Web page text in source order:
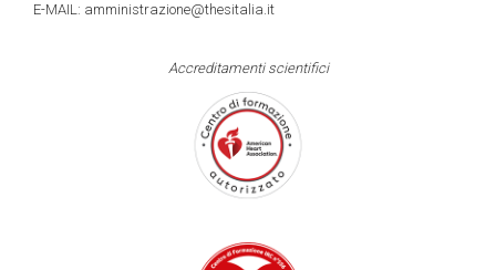
E-MAIL: amministrazione@thesitalia.it
Accreditamenti scientifici